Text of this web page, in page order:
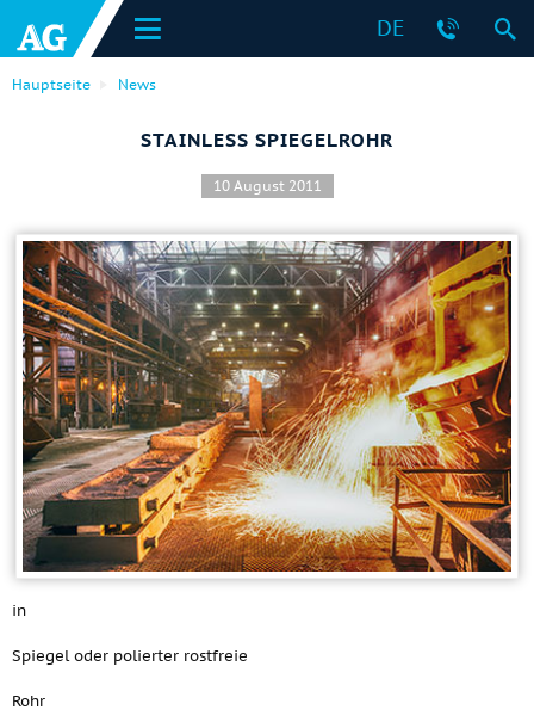
DE
Hauptseite News
STAINLESS SPIEGELROHR
10 August 2011
in
Spiegel oder polierter rostfreie
Rohr